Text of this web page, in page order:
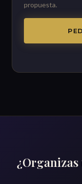
propuesta.